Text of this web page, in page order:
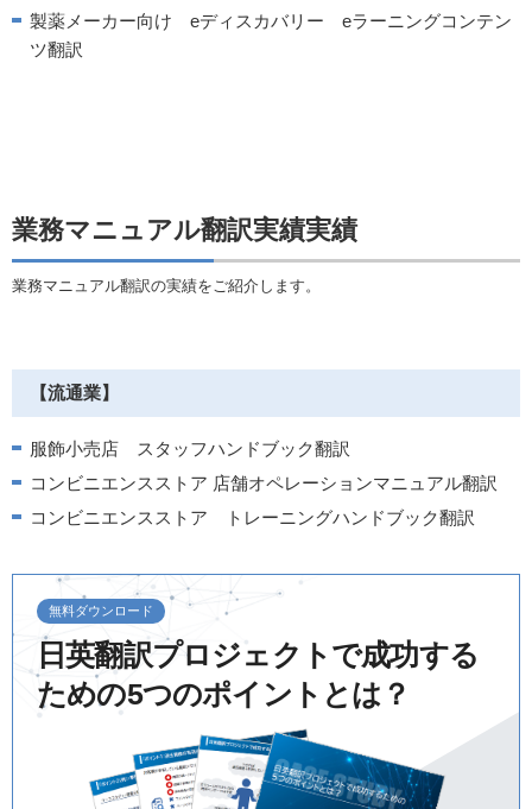
製薬メーカー向け eディスカバリー eラーニングコンテン
ツ翻訳
業務マニュアル翻訳実績実績
業務マニュアル翻訳の実績をご紹介します。
【流通業】
服飾小売店 スタッフハンドブック翻訳
コンビニエンスストア 店舗オペレーションマニュアル翻訳
コンビニエンスストア トレーニングハンドブック翻訳
無料ダウンロード
日英翻訳プロジェクトで成功する
ための5つのポイントとは？